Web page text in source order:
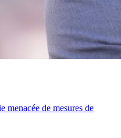
menacée de mesures de